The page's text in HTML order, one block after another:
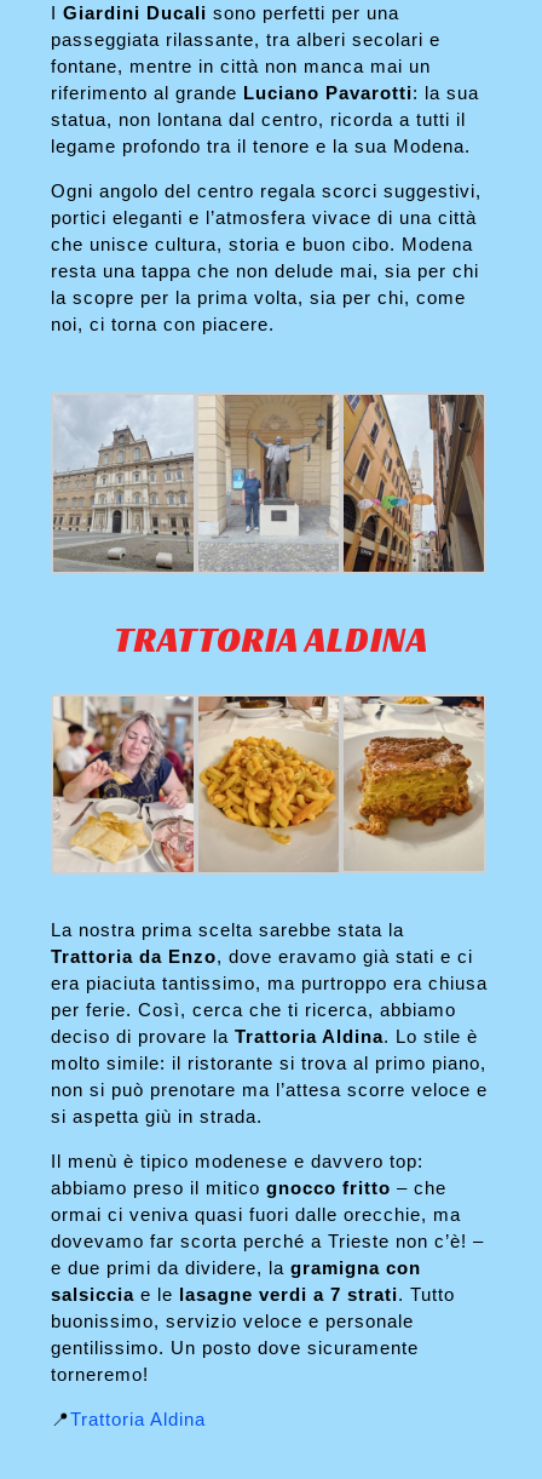
IGiardini Ducali sono perfetti per una
passeggiata rilassante, tra alberi secolari e
fontane, mentre in città non manca mai un
riferimento al grande Luciano Pavarotti: la sua
statua, non lontana dal centro, ricorda a tutti il
legame profondo tra il tenore e la sua Modena.
Ogni angolo del centro regala scorci suggestivi,
portici eleganti e l’atmosfera vivace di una città
che unisce cultura, storia e buon cibo. Modena
resta una tappa che non delude mai, sia per chi
la scopre per la prima volta, sia per chi, come
noi, ci torna con piacere.
TRATTORIA ALDINA
La nostra prima scelta sarebbe stata la
Trattoria da Enzo, dove eravamo già stati e ci
era piaciuta tantissimo, ma purtroppo era chiusa
per ferie. Così, cerca che ti ricerca, abbiamo
deciso di provare laTrattoria Aldina. Lo stile è
molto simile: il ristorante si trova al primo piano,
non si può prenotare ma l’attesa scorre veloce e
si aspetta giù in strada.
Il menù è tipico modenese e davvero top:
abbiamo preso il miticognocco fritto – che
ormai ci veniva quasi fuori dalle orecchie, ma
dovevamo far scorta perché a Trieste non c’è! –
e due primi da dividere, lagramigna con
salsiccia e le lasagne verdi a 7 strati. Tutto
buonissimo, servizio veloce e personale
gentilissimo. Un posto dove sicuramente
torneremo!
📍Trattoria Aldina